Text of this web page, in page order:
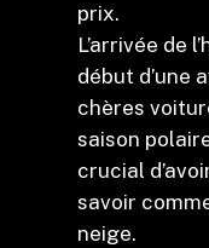
prix.
L’arrivée de
début d’une
chères
saison
crucial
savoir
neige.